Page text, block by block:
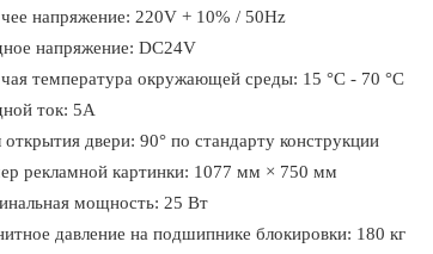
напряжение: 220V + 10% / 50Hz
напряжение: DC24V
температура окружающей среды: 15 °C - 70 °C
ток: 5A
открытия двери: 90° по стандарту конструкции
рекламной картинки: 1077 мм × 750 мм
мощность: 25 Вт
давление на подшипнике блокировки: 180 кг